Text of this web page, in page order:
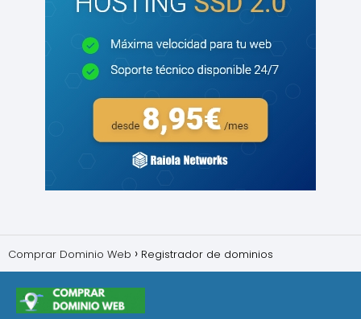
Comprar Dominio Web Registrador de dominios